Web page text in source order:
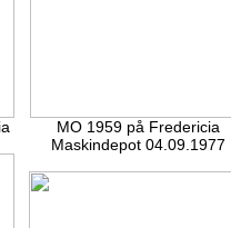
MO 1959 på Fredericia
Maskindepot 04.09.1977